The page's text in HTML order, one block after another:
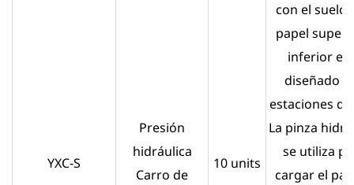
YXC-S
Presión
hidráulica
Carro de
10 units
con el suelo,
papel
inferior
diseñado
estaciones
La pinza
se utiliza
cargar el